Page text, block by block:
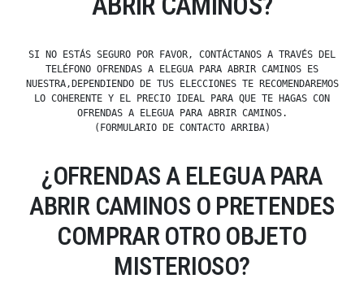
SI NO ESTÁS SEGURO POR FAVOR, CONTÁCTANOS A TRAVÉS DEL
TELÉFONO OFRENDAS A ELEGUA PARA ABRIR CAMINOS ES
NUESTRA,DEPENDIENDO DE TUS ELECCIONES TE RECOMENDAREMOS
LO COHERENTE Y EL PRECIO IDEAL PARA QUE TE HAGAS CON
OFRENDAS A ELEGUA PARA ABRIR CAMINOS.
(FORMULARIO DE CONTACTO ARRIBA)
¿OFRENDAS A ELEGUA PARA
ABRIR CAMINOS O PRETENDES
COMPRAR OTRO OBJETO
MISTERIOSO?